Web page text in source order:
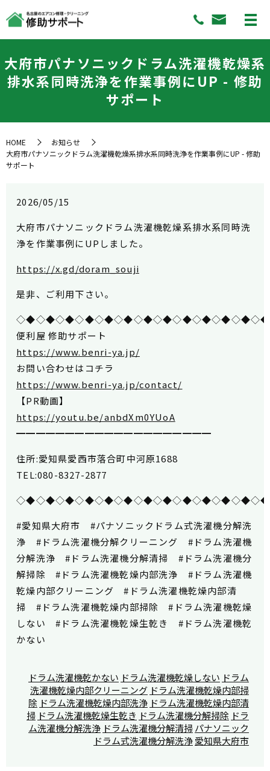
大府市パナソニックドラム洗濯機乾燥系
排水系同時洗浄を作業事例にUP - 修助
サポート
HOME
お知らせ
大府市パナソニックドラム洗濯機乾燥系排水系同時洗浄を作業事例にUP - 修助
サポート
2026/05/15
大府市パナソニックドラム洗濯機乾燥系排水系同時洗
浄を作業事例にUPしました。
https://x.gd/doram_souji
是非、ご利用下さい。
便利屋 修助サポート
https://www.benri-ya.jp/
お問い合わせはコチラ
https://www.benri-ya.jp/contact/
【PR動画】
https://youtu.be/anbdXm0YUoA
━━━━━━━━━━━━━━━━━━━━
住所:愛知県愛西市落合町中河原1688
TEL:080-8327-2877
#愛知県大府市 #パナソニックドラム式洗濯機分解洗
浄 #ドラム洗濯機分解クリーニング #ドラム洗濯機
分解洗浄 #ドラム洗濯機分解清掃 #ドラム洗濯機分
解掃除 #ドラム洗濯機乾燥内部洗浄 #ドラム洗濯機
乾燥内部クリーニング #ドラム洗濯機乾燥内部清
掃 #ドラム洗濯機乾燥内部掃除 #ドラム洗濯機乾燥
しない #ドラム洗濯機乾燥生乾き #ドラム洗濯機乾
かない
ドラム洗濯機乾かない ドラム洗濯機乾燥しない ドラム
洗濯機乾燥内部クリーニング ドラム洗濯機乾燥内部掃
除 ドラム洗濯機乾燥内部洗浄 ドラム洗濯機乾燥内部清
掃 ドラム洗濯機乾燥生乾き ドラム洗濯機分解掃除 ドラ
ム洗濯機分解洗浄 ドラム洗濯機分解清掃パナソニック
ドラム式洗濯機分解洗浄愛知県大府市